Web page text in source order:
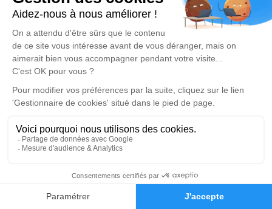
Faire-part Hommages
mémoire d’Anne Yves José SIMONIS.
Un service de plantation d’arbre hommage est
disponible ici.
Cérémonie religieuse
samedi 12 février 2022 à 14h30
Église Saint Jacques Majeur d'Osthoffen
rue principale
Je rends hommage